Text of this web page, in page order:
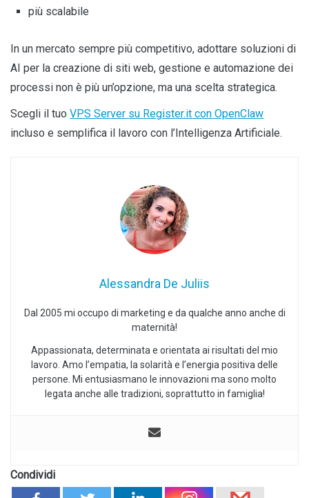
più scalabile
In un mercato sempre più competitivo, adottare soluzioni di
AI per la creazione di siti web, gestione e automazione dei
processi non è più un’opzione, ma una scelta strategica.
Scegli il tuo VPS Server su Register.it con OpenClaw
incluso e semplifica il lavoro con l’Intelligenza Artificiale.
Alessandra De Juliis
Dal 2005 mi occupo di marketing e da qualche anno anche di
maternità!
Appassionata, determinata e orientata ai risultati del mio
lavoro. Amo l’empatia, la solarità e l’energia positiva delle
persone. Mi entusiasmano le innovazioni ma sono molto
legata anche alle tradizioni, soprattutto in famiglia!
Condividi